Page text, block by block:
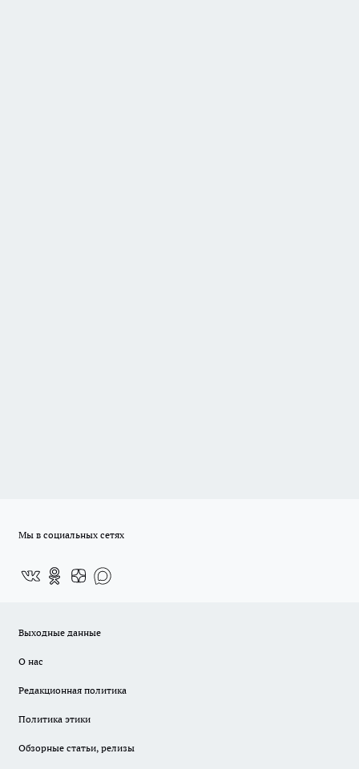
Мы в социальных сетях
Выходные данные
О нас
Редакционная политика
Политика этики
Обзорные статьи, релизы